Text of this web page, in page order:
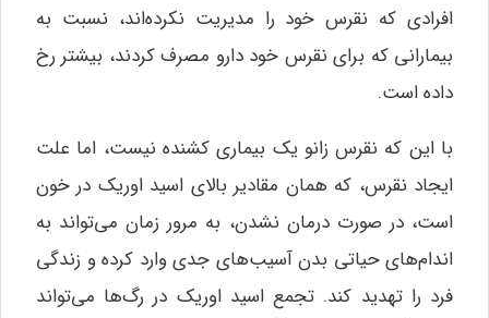
افرادی که نقرس خود را مدیریت نکرده‌اند، نسبت به
بیمارانی که برای نقرس خود دارو مصرف کردند، بیشتر رخ
داده است.
با این که نقرس زانو یک بیماری کشنده نیست، اما علت
ایجاد نقرس، که همان مقادیر بالای اسید اوریک در خون
است، در صورت درمان نشدن، به مرور زمان می‌تواند به
اندام‌های حیاتی بدن آسیب‌های جدی وارد کرده و زندگی
فرد را تهدید کند. تجمع اسید اوریک در رگ‌ها می‌تواند